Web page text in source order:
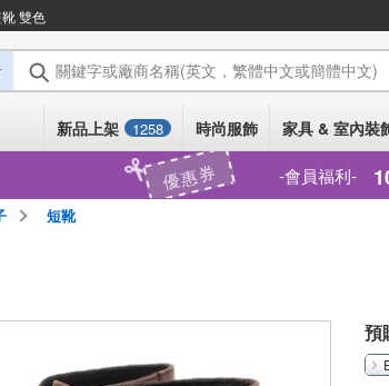
雙色
關鍵字或廠商名稱(英文，繁體中文或簡體中文)
新品上架 1258 時尚服飾 家具 & 室內裝
優惠券 會員福利
短靴
預